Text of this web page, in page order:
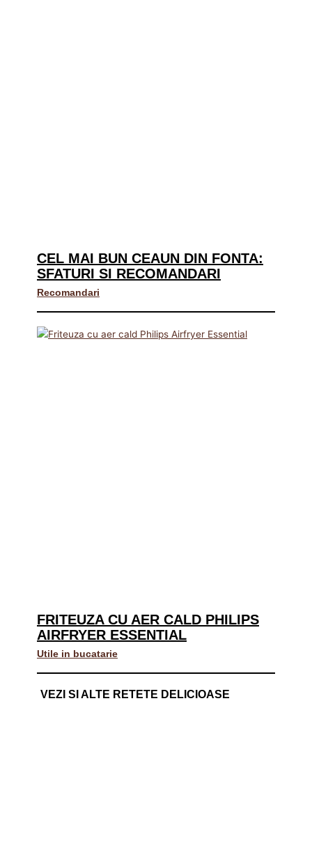
CEL MAI BUN CEAUN DIN FONTA:
SFATURI SI RECOMANDARI
Recomandari
FRITEUZA CU AER CALD PHILIPS
AIRFRYER ESSENTIAL
Utile in bucatarie
VEZI SI ALTE RETETE DELICIOASE